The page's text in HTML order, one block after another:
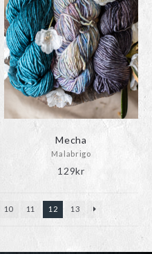
Mecha
Malabrigo
129kr
10 11 12 13